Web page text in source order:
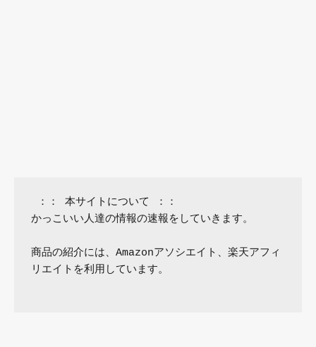
かっこいい人達の情報の速報をしていきます。
商品の紹介には、Amazonアソシエイト、楽天アフィ
リエイトを利用しています。